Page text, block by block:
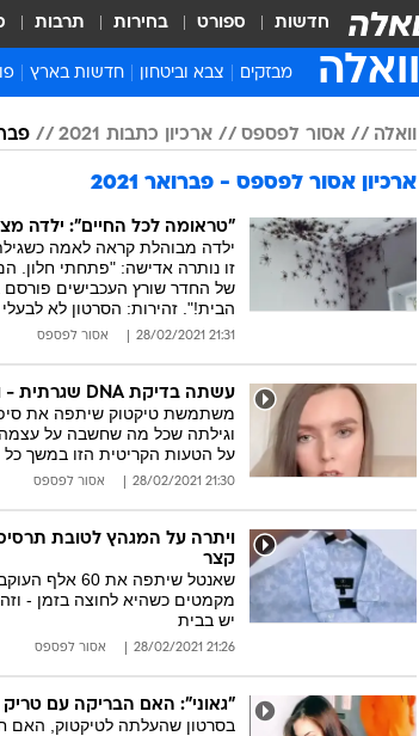
חדשות ספורט בחירות תרבות
וואלה מבזקים צבא וביטחון חדשות בארץ
חדשות פלילים
חינוך
ישראלים בחו"ל
בריאות
חברה ורווחה
וואלה אסור לפספס ארכיון כתבות 2021
ארכיון אסור לפספס - פברואר 2021
"טראומה לכל החיים": ילדה
ילדה מבוהלת קראה לאמה
זו נותרה אדישה: "פתחתי חלון.
של החדר שורץ העכבישים
הבית!". זהירות: הסרטון לא
21:31 28/02/2021 אסור לפספס
עשתה בדיקת DNA שגרתית - והתוצאות הפכו את עולמה
וגילתה שכל מה שחשבה על עצמה
על הטעות הקריטית הזו במשך
21:30 28/02/2021 אסור לפספס
ויתרה על המגהץ לטובת
קצר
שאנטל שיתפה
מקמטים כשהיא לחוצה בזמן -
יש בבית
21:26 28/02/2021 אסור לפספס
"גאוני": האם הבריקה עם
בסרטון שהעלתה לטיקטוק, האם